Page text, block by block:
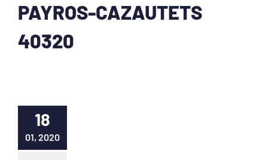
PAYROS-CAZAUTETS
40320
18
01, 2020